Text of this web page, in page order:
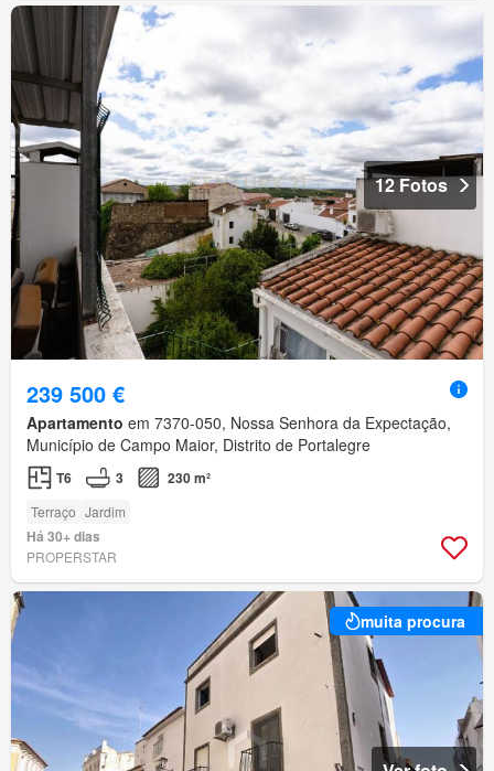
12 Fotos
239 500 €
Apartamento em 7370-050, Nossa Senhora da Expectação,
Município de Campo Maior, Distrito de Portalegre
T6 3 230 m²
Terraço Jardim
Há 30+ dias
PROPERSTAR
muita procura